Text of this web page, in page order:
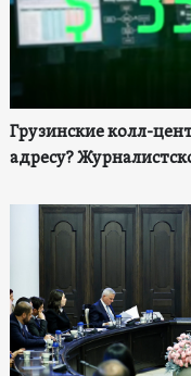
Грузинские колл-
адресу?